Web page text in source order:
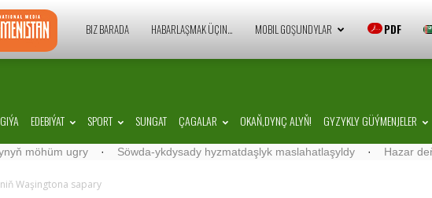
Zaman
BIZ BARADA HABARLAŞMAK ÜÇIN… MOBIL GOŞUNDYLAR PDF
EDEBIÝAT SPORT SUNGAT ÇAGALAR OKAŇ,DYNÇ ALYŇ! GYZYKLY GÜÝMENJELER
ugry · Söwda-ykdysady hyzmatdaşlyk maslahatlaşyldy · Hazar deňzine
Waşingtona sapary